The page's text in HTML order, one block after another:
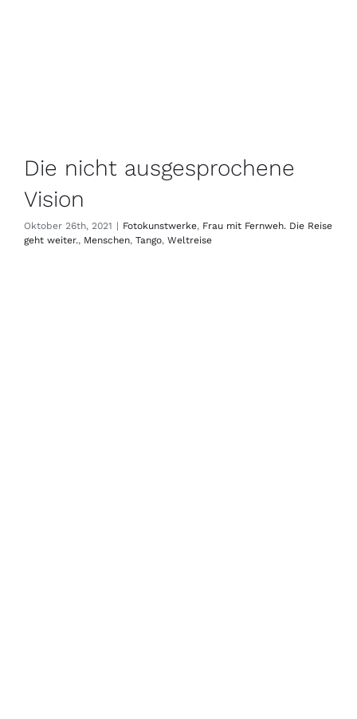
Die nicht ausgesprochene
Vision
Oktober 26th, 2021 | Fotokunstwerke, Frau mit Fernweh. Die Reise
geht weiter., Menschen, Tango, Weltreise